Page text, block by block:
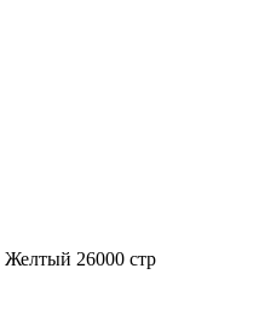
Желтый 26000 стр